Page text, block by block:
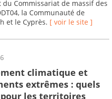
Commissariat de massif des
la Communauté de
et le Cyprès. [ voir le site ]
climatique et
extrêmes : quels
les territoires